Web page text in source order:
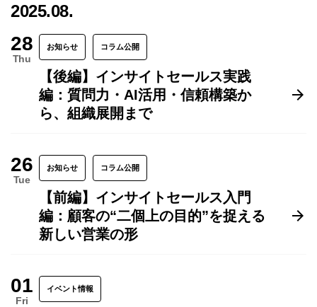
2025.08.
28
Thu
お知らせ コラム公開
【後編】インサイトセールス実践
編：質問力・AI活用・信頼構築か
ら、組織展開まで
26
Tue
お知らせ コラム公開
【前編】インサイトセールス入門
編：顧客の“二個上の目的”を捉える
新しい営業の形
01
Fri
イベント情報